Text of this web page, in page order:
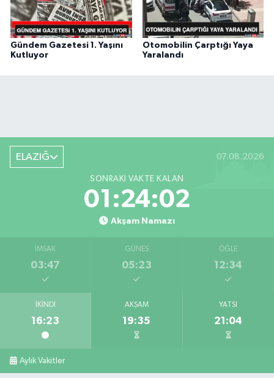
Gündem Gazetesi 1. Yaşını
Kutluyor
Otomobilin Çarptığı Yaya
Yaralandı
ELAZIĞ 07.08.2026
SONRAKI VAKTE KALAN
01:24:01
Akşam Namazı
İMSAK
03:47
GÜNEŞ
05:23
ÖĞLE
12:34
İKINDI
16:23
AKŞAM
19:35
YATSI
21:04
Aylık Vakitler